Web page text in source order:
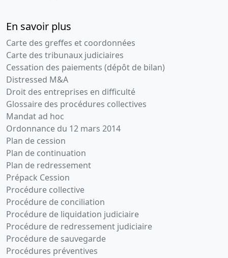
En savoir plus
Carte des greffes et coordonnées
Carte des tribunaux judiciaires
Cessation des paiements (dépôt de bilan)
Distressed M&A
Droit des entreprises en difficulté
Glossaire des procédures collectives
Mandat ad hoc
Ordonnance du 12 mars 2014
Plan de cession
Plan de continuation
Plan de redressement
Prépack Cession
Procédure collective
Procédure de conciliation
Procédure de liquidation judiciaire
Procédure de redressement judiciaire
Procédure de sauvegarde
Procédures préventives